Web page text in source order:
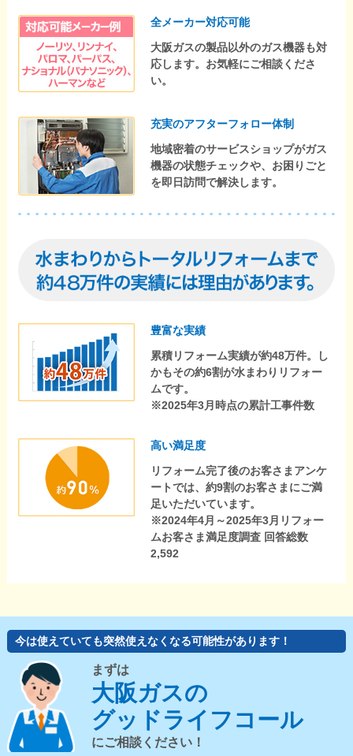
全メーカー対応可能
大阪ガスの製品以外のガス機器も対
応します。お気軽にご相談くださ
い。
充実のアフターフォロー体制
地域密着のサービスショップがガス
機器の状態チェックや、お困りごと
を即日訪問で解決します。
豊富な実績
累積リフォーム実績が約48万件。し
かもその約6割が水まわりリフォー
ムです。
※2025年3月時点の累計工事件数
高い満足度
リフォーム完了後のお客さまアンケ
ートでは、約9割のお客さまにご満
足いただいています。
※2024年4月～2025年3月リフォー
ムお客さま満足度調査 回答総数
2,592
今は使えていても突然使えなくなる可能性があります！
まずは
大阪ガスの
グッドライフコール
にご相談ください！